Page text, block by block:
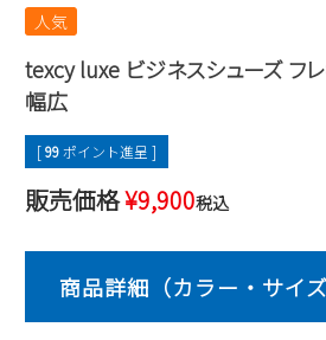
16
30
31
2026 年9月
日 月
1
20
21 22 23
27
28 29 30
人気
texcy luxe ビジネスシューズ フ
幅広
[99ポイント進呈 ]
販売価格¥9,900税込